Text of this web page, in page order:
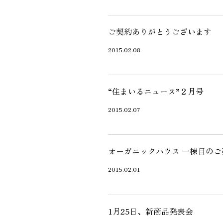
ご契約ありがとうございます
2015.02.08
“住まいるニュース”２月号
2015.02.07
オーガニックハウス 一棟目の
2015.02.01
1月25日、新商品発表会